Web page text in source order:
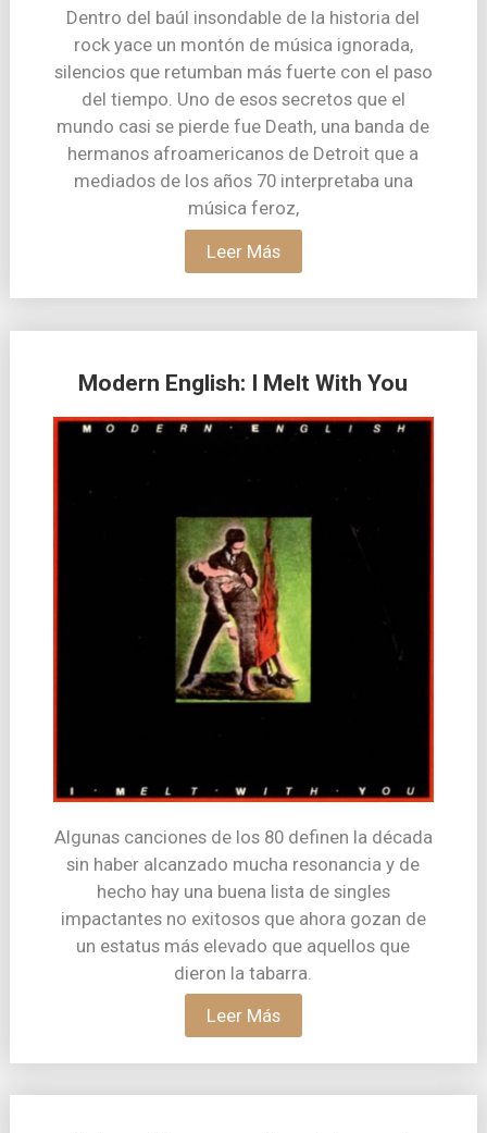
Dentro del baúl insondable de la historia del
rock yace un montón de música ignorada,
silencios que retumban más fuerte con el paso
del tiempo. Uno de esos secretos que el
mundo casi se pierde fue Death, una banda de
hermanos afroamericanos de Detroit que a
mediados de los años 70 interpretaba una
música feroz,
Leer Más
Modern English: I Melt With You
Algunas canciones de los 80 definen la década
sin haber alcanzado mucha resonancia y de
hecho hay una buena lista de singles
impactantes no exitosos que ahora gozan de
un estatus más elevado que aquellos que
dieron la tabarra.
Leer Más